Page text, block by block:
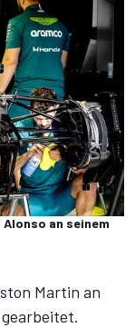
an seinem
Martin an